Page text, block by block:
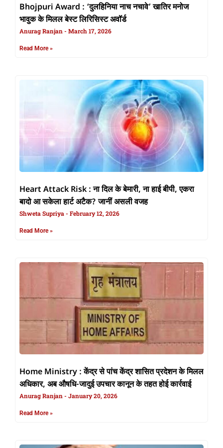
Bhojpuri Award : ‘दुलहिनिया नाच नचावे’ खातिर मनोज
भावुक के मिलल बेस्ट लिरिसिस्ट अवॉर्ड
Anurag Ranjan March 17, 2026
Read More »
Heart Attack Risk : ना दिल के बेमारी, ना हाई बीपी, एकरा
बादो आ सकेला हार्ट अटैक? जानीं असली वजह
Shweta Supriya February 12, 2026
Read More »
Home Ministry : केंद्र से पांच केंद्र शासित प्रदेशन के मिलल
अधिकार, अब औषधि-जादुई उपचार कानून के तहत होई कार्रवाई
Anurag Ranjan January 20, 2026
Read More »